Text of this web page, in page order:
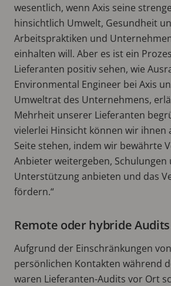
wesentlich, wenn Axis seine
hinsichtlich Umwelt, Gesundheit
Arbeitspraktiken und
einhalten will. Aber es ist ein
Lieferanten positiv sehen, wie
Environmental Engineer bei Axis
Umweltrat des Unternehmens,
Mehrheit unserer Lieferanten
vielerlei Hinsicht können wir ihnen
Seite stehen, indem wir bewährte
Anbieter weitergeben, Schulungen
Unterstützung anbieten und das
fördern.“
Remote oder hybride Audits
Aufgrund der Einschränkungen
persönlichen Kontakten während
waren Lieferanten-Audits vor Ort